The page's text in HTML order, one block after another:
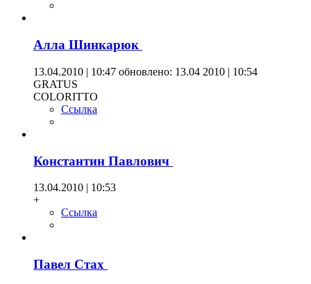
Алла Шинкарюк
13.04.2010 | 10:47 обновлено: 13.04 2010 | 10:54
GRATUS
COLORITTO
Ссылка
Константин Павлович
13.04.2010 | 10:53
+
Ссылка
Павел Стах